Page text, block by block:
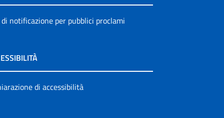
notificazione per pubblici proclami
di accessibilità